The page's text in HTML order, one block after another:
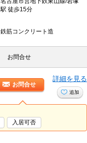
駅 徒歩15分
鉄筋コンクリート造
お問合せ
お問合せ
詳細を見る
追加
入居可否